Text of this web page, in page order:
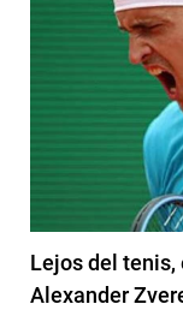
Lejos del
Alexander